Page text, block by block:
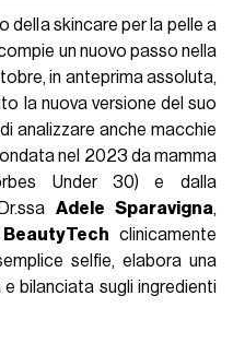
della skincare per la pelle a
un nuovo passo nella
in anteprima assoluta,
la nuova versione del suo
analizzare anche macchie
nel 2023 da mamma
Under 30) e dalla
Adele Sparavigna,
BeautyTech clinicamente
selfie, elabora una
bilanciata sugli ingredienti